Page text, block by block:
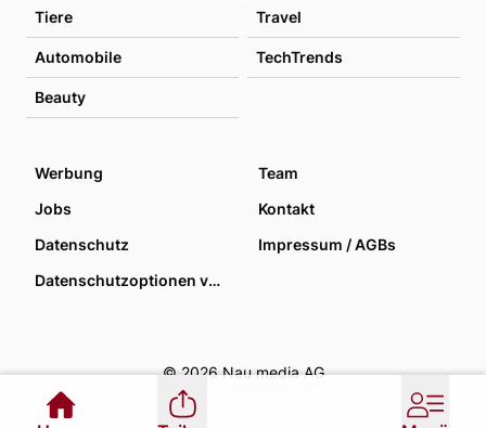
Tiere Travel
Automobile TechTrends
Beauty
Werbung
Team
Jobs
Kontakt
Datenschutz
Impressum / AGBs
Datenschutzoptionen verwalten
© 2026 Nau media AG